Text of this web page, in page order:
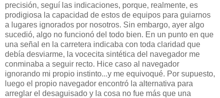
precisión, seguí las indicaciones, porque, realmente, es
prodigiosa la capacidad de estos de equipos para guiarnos
a lugares ignorados por nosotros. Sin embargo, ayer algo
sucedió, algo no funcionó del todo bien. En un punto en que
una señal en la carretera indicaba con toda claridad que
debía desviarme, la vocecita sintética del navegador me
conminaba a seguir recto. Hice caso al navegador
ignorando mi propio instinto...y me equivoqué. Por supuesto,
luego el propio navegador encontró la alternativa para
arreglar el desaguisado y la cosa no fue más que una